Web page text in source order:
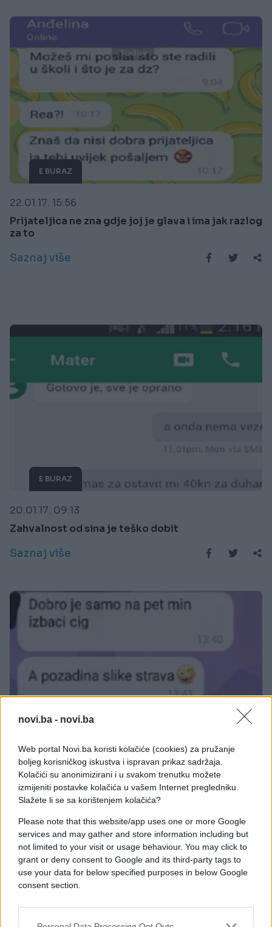
novi.ba - novi.ba
Web portal Novi.ba koristi kolačiće (cookies) za pružanje
boljeg korisničkog iskustva i ispravan prikaz sadržaja.
Kolačići su anonimizirani i u svakom trenutku možete
izmijeniti postavke kolačića u vašem Internet pregledniku.
Slažete li se sa korištenjem kolačića?
Please note that this website/app uses one or more Google
services and may gather and store information including but
not limited to your visit or usage behaviour. You may click to
grant or deny consent to Google and its third-party tags to
use your data for below specified purposes in below Google
consent section.
E BURAZ
22.01.17. 15:56
Prijateljica ne zna gdje joj je glava i ima jak razlog
za to
Saznaj više
E BURAZ
20.01.17. 09:13
Zahvalnost od sina je teško dobit
Saznaj više
E BURAZ
20.01.17. 09:09
Mama kao kritičar: Okrutno iskrena
Saznaj više